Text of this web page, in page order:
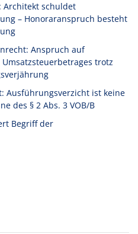
Architekt schuldet
– Honoraranspruch besteht
Anspruch auf
trotz
Ausführungsverzicht ist keine
des § 2 Abs. 3 VOB/B
Begriff der